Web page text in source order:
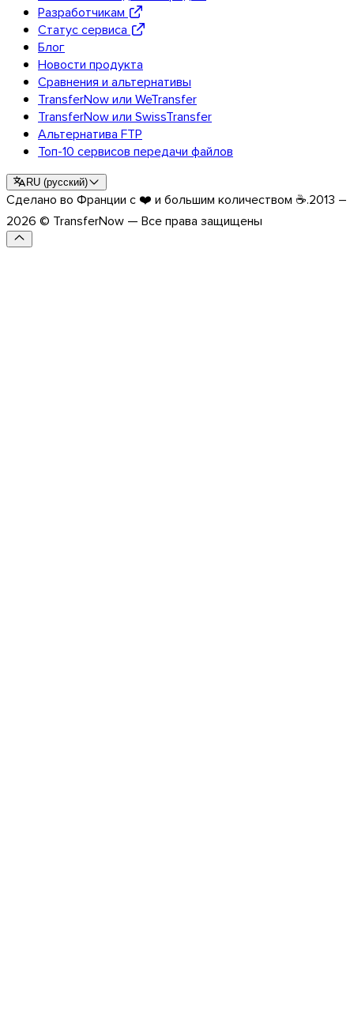
Обзор API
Руководства и инструкции
Отправка файлов любых
форматов
Блог
Поддержка и FAQ
Связаться с поддержкой
Доступные языки
Разработчикам
Статус сервиса
Блог
Новости продукта
Сравнения и альтернативы
TransferNow или WeTransfer
TransferNow или SwissTransfer
Альтернатива FTP
Топ-10 сервисов передачи файлов
RU(русский)
Сделано во Франции с ❤️ и большим количеством ☕.2013 –
2026 © TransferNow — Все права защищены